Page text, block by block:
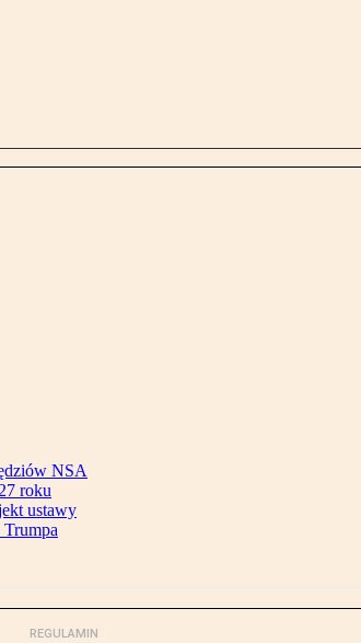
NSA
roku
ustawy
REGULAMIN